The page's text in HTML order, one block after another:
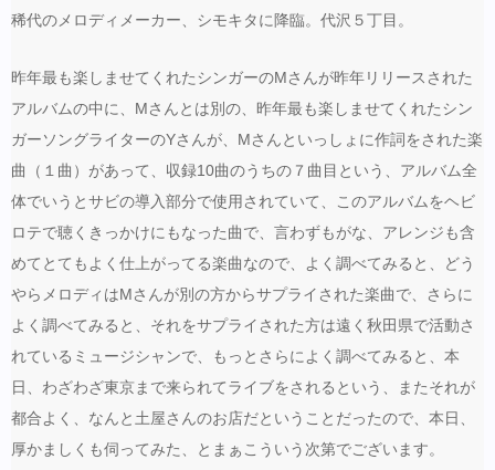
稀代のメロディメーカー、シモキタに降臨。代沢５丁目。
昨年最も楽しませてくれたシンガーのMさんが昨年リリースされた
アルバムの中に、Mさんとは別の、昨年最も楽しませてくれたシン
ガーソングライターのYさんが、Mさんといっしょに作詞をされた楽
曲（１曲）があって、収録10曲のうちの７曲目という、アルバム全
体でいうとサビの導入部分で使用されていて、このアルバムをヘビ
ロテで聴くきっかけにもなった曲で、言わずもがな、アレンジも含
めてとてもよく仕上がってる楽曲なので、よく調べてみると、どう
やらメロディはMさんが別の方からサプライされた楽曲で、さらに
よく調べてみると、それをサプライされた方は遠く秋田県で活動さ
れているミュージシャンで、もっとさらによく調べてみると、本
日、わざわざ東京まで来られてライブをされるという、またそれが
都合よく、なんと土屋さんのお店だということだったので、本日、
厚かましくも伺ってみた、とまぁこういう次第でございます。